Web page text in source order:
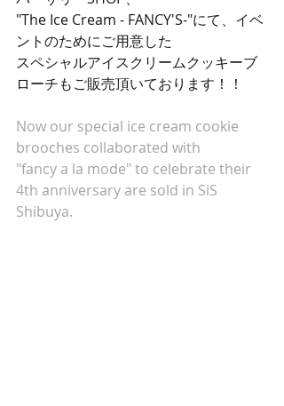
"The Ice Cream - FANCY'S-"にて、イベ
ントのためにご用意した
スペシャルアイスクリームクッキーブ
ローチもご販売頂いております！！
Now our special ice cream cookie
brooches collaborated with
"fancy a la mode" to celebrate their
4th anniversary are sold in SiS
Shibuya.